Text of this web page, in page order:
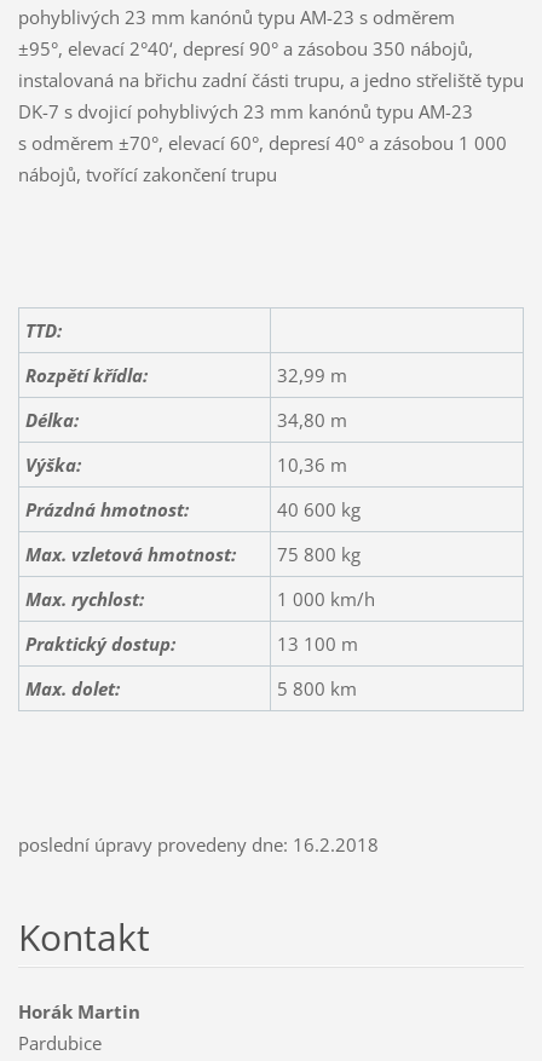
pohyblivých 23 mm kanónů typu AM-23 s odměrem
±95°, elevací 2°40‘, depresí 90° a zásobou 350 nábojů,
instalovaná na břichu zadní části trupu, a jedno střeliště typu
DK-7 s dvojicí pohyblivých 23 mm kanónů typu AM-23
s odměrem ±70°, elevací 60°, depresí 40° a zásobou 1 000
nábojů, tvořící zakončení trupu
TTD:
Rozpětí křídla:
32,99 m
Délka:
34,80 m
Výška:
10,36 m
Prázdná hmotnost:
40 600 kg
Max. vzletová hmotnost:
75 800 kg
Max. rychlost:
1 000 km/h
Praktický dostup:
13 100 m
Max. dolet: 5 800 km
poslední úpravy provedeny dne: 16.2.2018
Kontakt
Horák Martin
Pardubice